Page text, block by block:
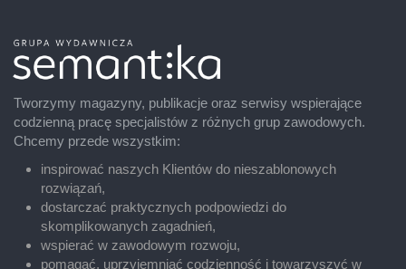
Tworzymy magazyny, publikacje oraz serwisy wspierające
codzienną pracę specjalistów z różnych grup zawodowych.
Chcemy przede wszystkim:
inspirować naszych Klientów do nieszablonowych
rozwiązań,
dostarczać praktycznych podpowiedzi do
skomplikowanych zagadnień,
wspierać w zawodowym rozwoju,
pomagać, uprzyjemniać codzienność i towarzyszyć w